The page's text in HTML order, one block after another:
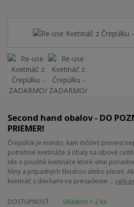
Second hand obalov - DO
PRIEMER!
Črepúlok je miesto, kam môžeš priniesť
potrebné kvetináče a obaly na izbové
Ide o použité kvetináče ktoré sme
hliny a prípadných škodcov alebo plesní.
kvetináč s dierkami na presadenie ... celý
DOSTUPNOSŤ
Skladom > 2 ks